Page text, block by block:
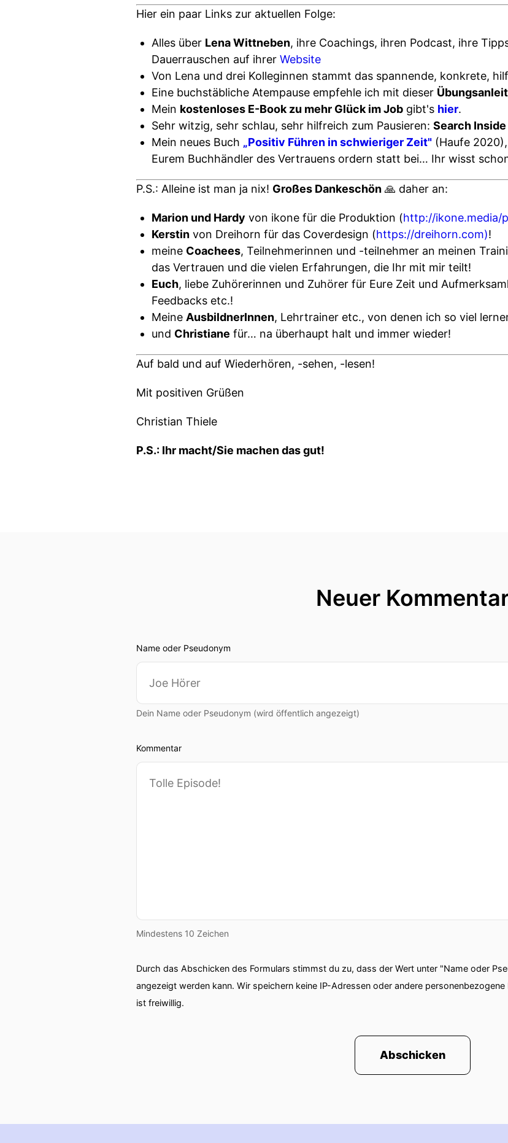
Hier ein paar Links zur aktuellen Folge:
Alles über Lena Wittneben, ihre Coachings, ihren Podcast, ihre
Dauerrauschen auf ihrer Website
Von Lena und drei Kolleginnen stammt das spannende, konkrete,
Eine buchstäbliche Atempause empfehle ich mit dieser
Mein kostenloses E-Book zu mehr Glück im Job gibt's hier.
Sehr witzig, sehr schlau, sehr hilfreich zum Pausieren: Search
Mein neues Buch „Positiv Führen in schwieriger Zeit" (Haufe
Eurem Buchhändler des Vertrauens ordern statt bei… Ihr wisst
P.S.: Alleine ist man ja nix! Großes Dankeschön 🙏 daher an:
Marion und Hardy von ikone für die Produktion (http://ikone.media/
Kerstin von Dreihorn für das Coverdesign (https://dreihorn.com)!
meine Coachees, Teilnehmerinnen und -teilnehmer an meinen
das Vertrauen und die vielen Erfahrungen, die Ihr mit mir teilt!
Euch, liebe Zuhörerinnen und Zuhörer für Eure Zeit und
Feedbacks etc.!
Meine AusbildnerInnen, Lehrtrainer etc., von denen ich so viel
und Christiane für… na überhaupt halt und immer wieder!
Auf bald und auf Wiederhören, -sehen, -lesen!
Mit positiven Grüßen
Christian Thiele
P.S.: Ihr macht/Sie machen das gut!
Neuer
Name oder Pseudonym
Dein Name oder Pseudonym (wird öffentlich angezeigt)
Kommentar
Mindestens 10 Zeichen
Durch das Abschicken des Formulars stimmst du zu, dass der Wert unter "Name oder
angezeigt werden kann. Wir speichern keine IP-Adressen oder andere
ist freiwillig.
Abschicken